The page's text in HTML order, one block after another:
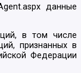
данные
в том числе
признанных в
Федерации